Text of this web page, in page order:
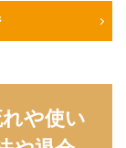
や使い